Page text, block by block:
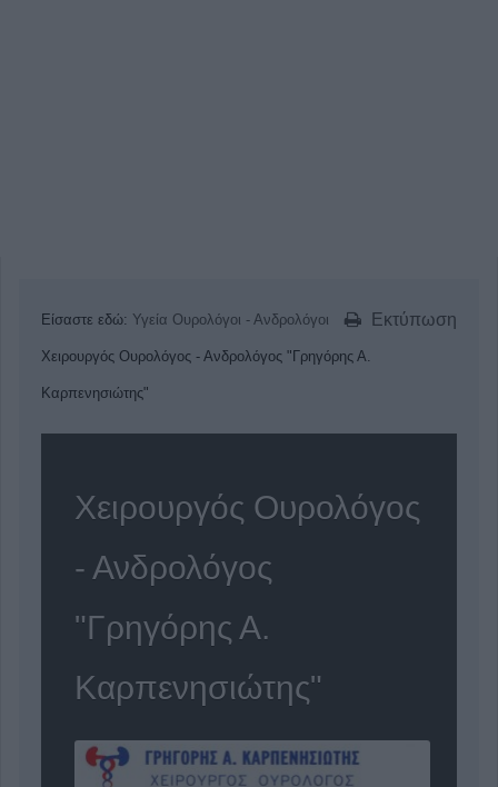
Εκτύπωση
Είσαστε εδώ: Υγεία Ουρολόγοι - Ανδρολόγοι
Χειρουργός Ουρολόγος - Ανδρολόγος "Γρηγόρης Α.
Καρπενησιώτης"
Χειρουργός Ουρολόγος
- Ανδρολόγος
"Γρηγόρης Α.
Καρπενησιώτης"